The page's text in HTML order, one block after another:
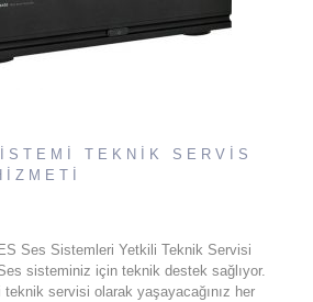
TEKNİK SERVİS
Ses Sistemleri Yetkili Teknik Servisi
sisteminiz için teknik destek sağlıyor.
servisi olarak yaşayacağınız her